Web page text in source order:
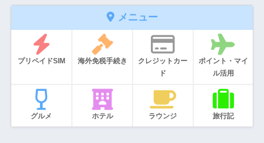
メニュー
プリペイドSIM 海外免税手続き
クレジットカー
ド
ポイント・マイ
ル活用
グルメ ホテル ラウンジ 旅行記